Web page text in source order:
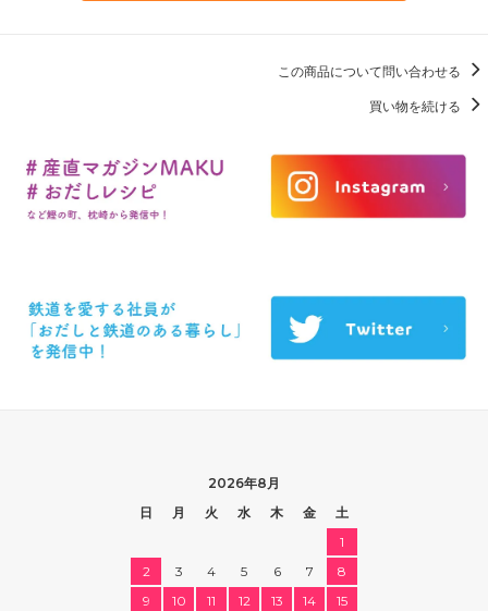
この商品について問い合わせる
買い物を続ける
2026年8月
日
月 火 水 木 金
土
1
2
3 4 5 6 7
8
9
10 11 12 13 14
15